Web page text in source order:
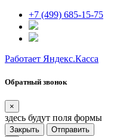
+7 (499) 685-15-75
Работает Яндекс.Касса
Обратный звонок
×
здесь будут поля формы
Закрыть
Отправить